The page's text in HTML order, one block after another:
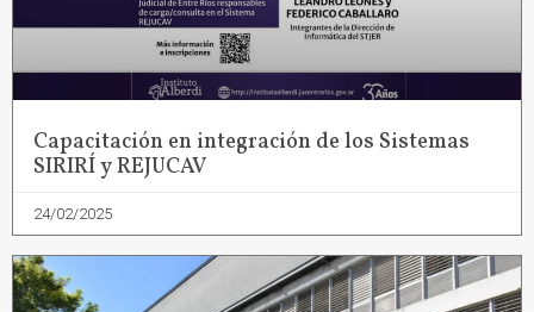
Capacitación en integración de los Sistemas
SIRIRÍ y REJUCAV
24/02/2025